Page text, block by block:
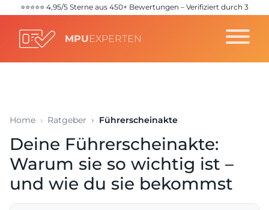
⭐️⭐️⭐️⭐️⭐️ 4,95/5 Sterne aus 450+ Bewertungen – Verifiziert durch 3
MPUEXPERTEN
Home Ratgeber Führerscheinakte
Deine Führerscheinakte:
Warum sie so wichtig ist –
und wie du sie bekommst